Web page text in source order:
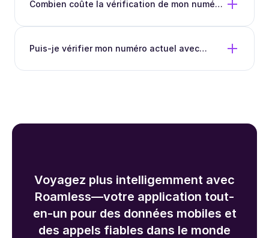
Combien coûte la vérification de mon numéro
Puis-je vérifier mon numéro actuel avec
Voyagez plus intelligemment avec
Roamless—votre application tout-
en-un pour des données mobiles et
des appels fiables dans le monde